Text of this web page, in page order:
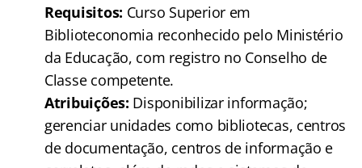
Requisitos: Curso Superior em
Biblioteconomia reconhecido pelo Ministério
da Educação, com registro no Conselho de
Classe competente.
Atribuições: Disponibilizar informação;
gerenciar unidades como bibliotecas, centros
de documentação, centros de informação e